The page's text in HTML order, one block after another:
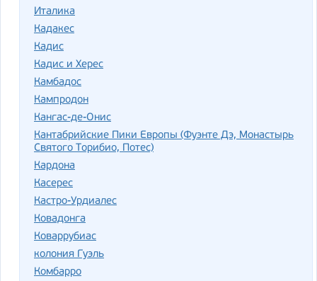
Италика
Кадакес
Кадис
Кадис и Херес
Камбадос
Кампродон
Кангас-де-Онис
Кантабрийские Пики Европы (Фуэнте Дэ, Монастырь
Святого Торибио, Потес)
Кардона
Касерес
Кастро-Урдиалес
Ковадонга
Коваррубиас
колония Гуэль
Комбарро